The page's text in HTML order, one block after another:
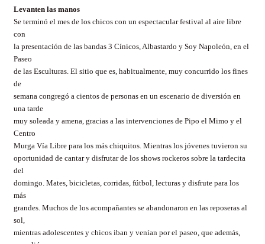
Levanten las manos
Se terminó el mes de los chicos con un espectacular festival al aire libre
con
la presentación de las bandas 3 Cínicos, Albastardo y Soy Napoleón, en el
Paseo
de las Esculturas. El sitio que es, habitualmente, muy concurrido los fines
de
semana congregó a cientos de personas en un escenario de diversión en
una tarde
muy soleada y amena, gracias a las intervenciones de Pipo el Mimo y el
Centro
Murga Vía Libre para los más chiquitos. Mientras los jóvenes tuvieron su
oportunidad de cantar y disfrutar de los shows rockeros sobre la tardecita
del
domingo. Mates, bicicletas, corridas, fútbol, lecturas y disfrute para los
más
grandes. Muchos de los acompañantes se abandonaron en las reposeras al
sol,
mientras adolescentes y chicos iban y venían por el paseo, que además,